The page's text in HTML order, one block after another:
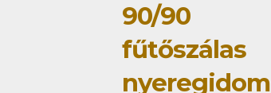
90/90
fűtőszálas
nyeregidom